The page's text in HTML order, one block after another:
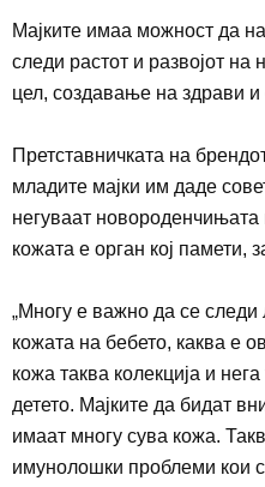
Мајките имаа можност да
следи растот и развојот
цел, создавање на здрави
Претставничката на
младите мајки им даде
негуваат
кожата е орган кој памети,
„Многу е важно да се следи
кожата на бебето, каква е
кожа таква колекција и
детето. Мајките да бидат
имаат многу сува кожа.
имунолошки проблеми кои